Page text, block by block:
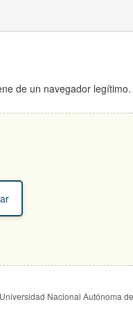
de un navegador legítimo.
Nacional Autónoma